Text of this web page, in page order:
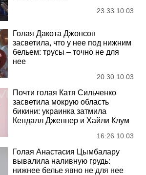
23:33 10.03
Голая Дакота Джонсон
засветила, что у нее под нижним
бельем: трусы – точно не для
нее
20:30 10.03
Почти голая Катя Сильченко
засветила мокрую область
бикини: украинка затмила
Кендалл Дженнер и Хайли Клум
16:26 10.03
Голая Анастасия Цымбалару
вывалила наливную грудь:
нижнее белье явно не для нее